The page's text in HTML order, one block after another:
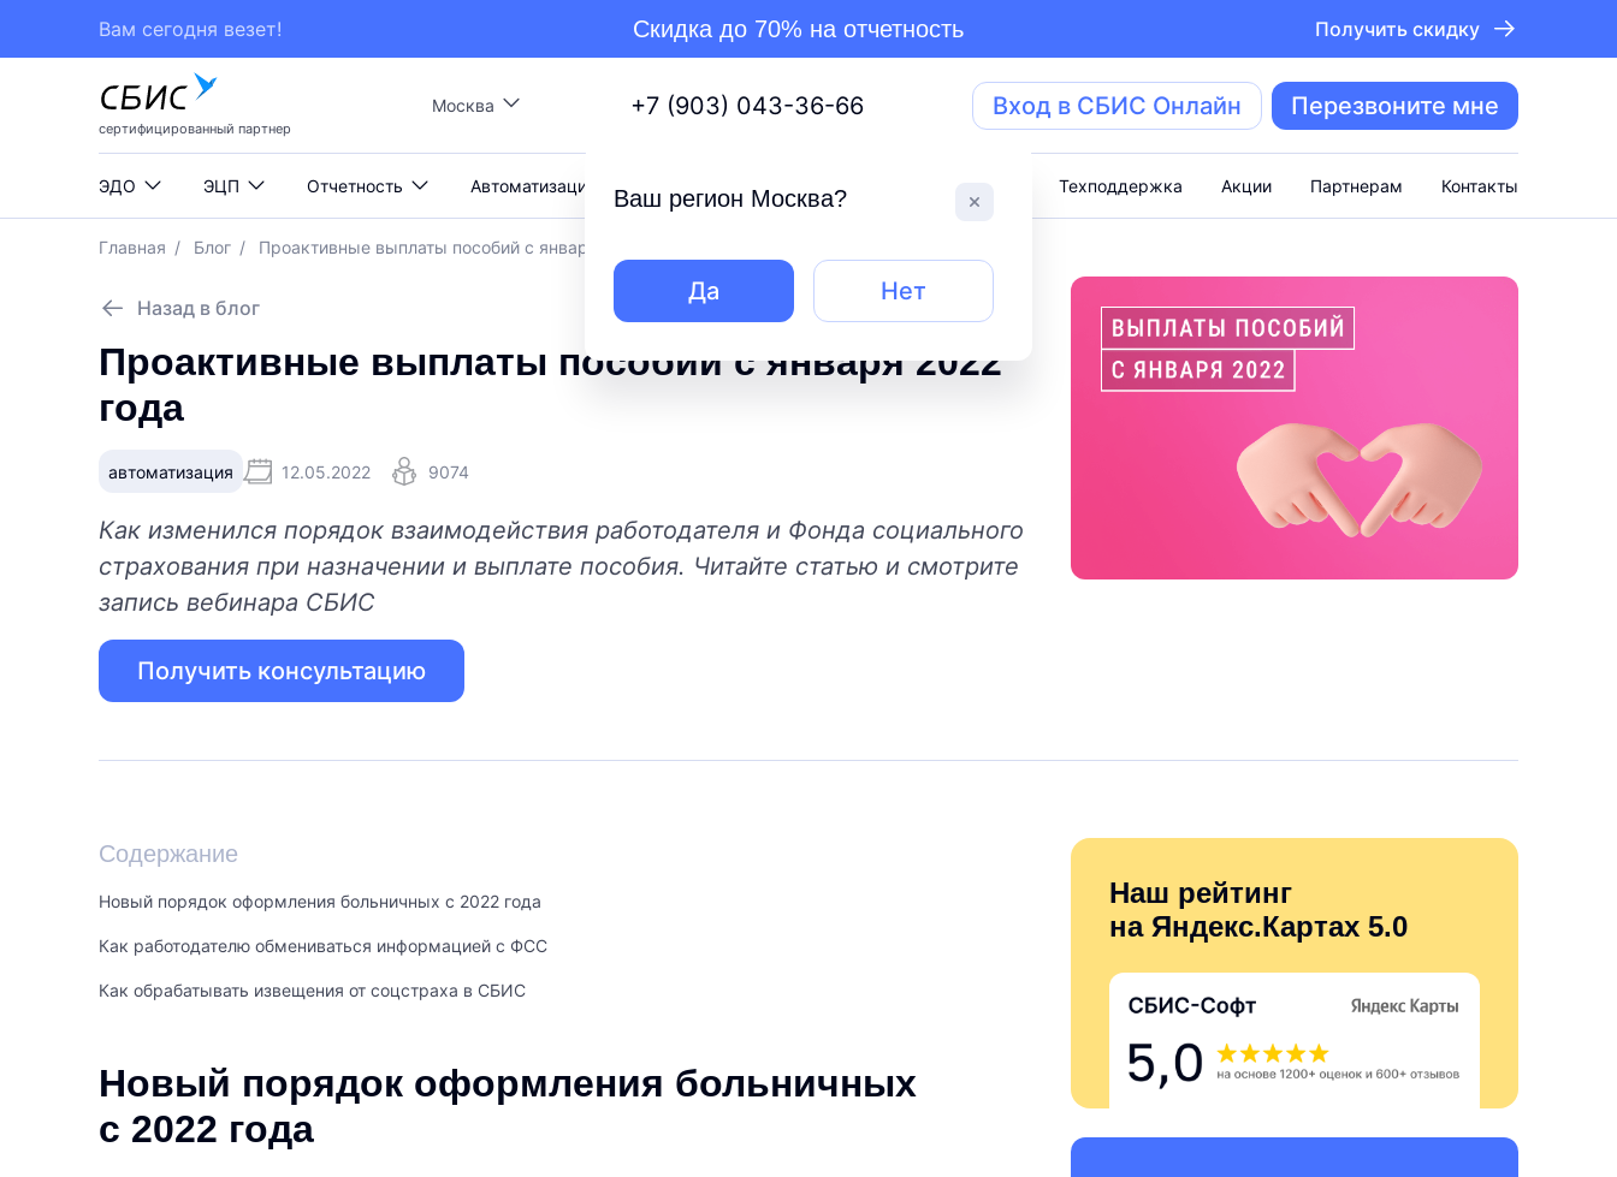
Вам сегодня везет! Скидка до 70% на отчетность Получить скидку
сертифицированный партнер
Москва +7 (903) 043-36-66 Вход в СБИС Онлайн Перезвоните мне
ЭДО ЭЦП Отчетность Автоматизация бизнеса Торги Техподдержка Акции Партнерам Контакты
Главная / Блог / Проактивные выплаты пособий с января 2022 года
Назад в блог
Проактивные выплаты пособий с января 2022
года
автоматизация 12.05.2022 9074
Как изменился порядок взаимодействия работодателя и Фонда социального
страхования при назначении и выплате пособия. Читайте статью и смотрите
запись вебинара СБИС
Получить консультацию
Содержание
Новый порядок оформления больничных с 2022 года
Как работодателю обмениваться информацией с ФСС
Как обрабатывать извещения от соцстраха в СБИС
Новый порядок оформления больничных
с 2022 года
Наш рейтинг
на Яндекс.Картах 5.0
Ваш регион Москва?
Да Нет